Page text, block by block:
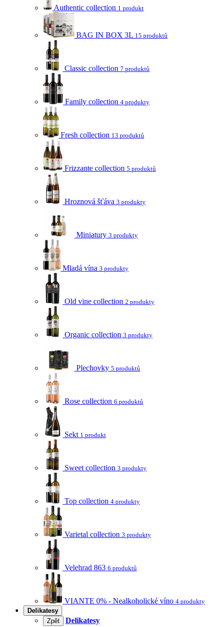
Authentic collection 1 produkt
BAG IN BOX 3L 15 produktů
Classic collection 7 produktů
Family collection 4 produkty
Fresh collection 13 produktů
Frizzante collection 5 produktů
Hroznová šťáva 3 produkty
Miniatury 3 produkty
Mladá vína 3 produkty
Old vine collection 2 produkty
Organic collection 3 produkty
Plechovky 5 produktů
Rose collection 6 produktů
Sekt 1 produkt
Sweet collection 3 produkty
Top collection 4 produkty
Varietal collection 3 produkty
Velehrad 863 6 produktů
VIANTE 0% - Nealkoholické víno 4 produkty
Delikatesy
Zpět
Delikatesy